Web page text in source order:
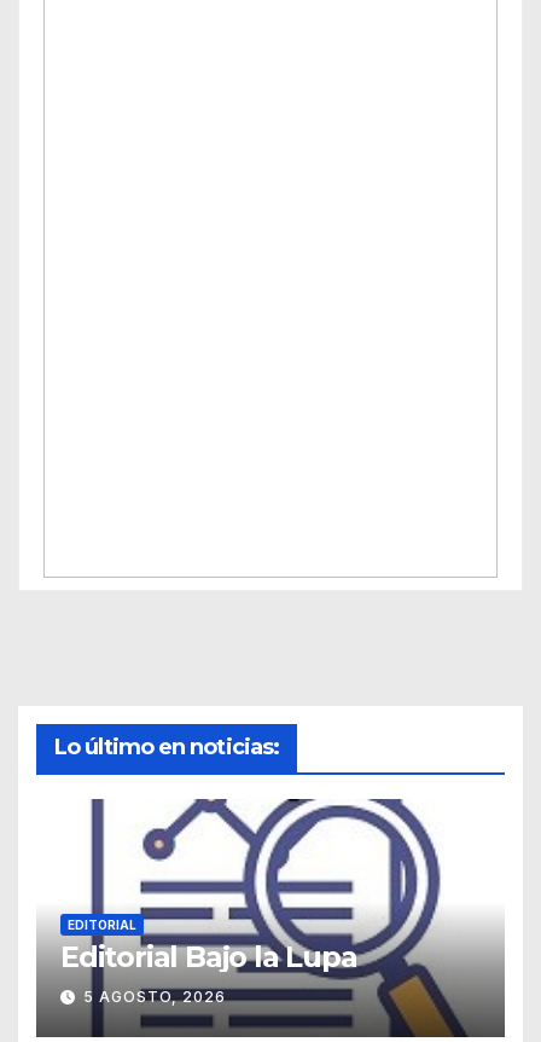
Lo último en noticias:
EDITORIAL
Editorial Bajo la Lupa
5 AGOSTO, 2026